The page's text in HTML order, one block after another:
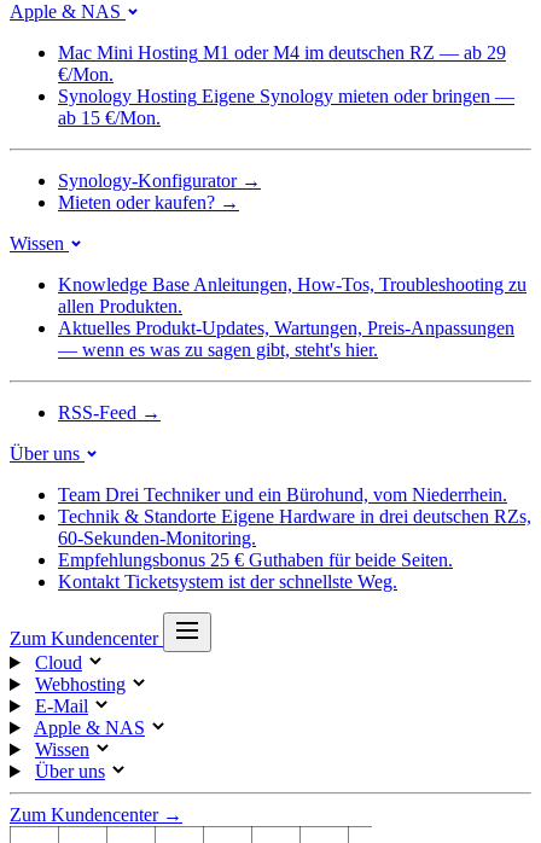
Apple & NAS
Mac Mini Hosting M1 oder M4 im deutschen RZ — ab 29
€/Mon.
Synology Hosting Eigene Synology mieten oder bringen —
ab 15 €/Mon.
Synology-Konfigurator →
Mieten oder kaufen? →
Wissen
Knowledge Base Anleitungen, How-Tos, Troubleshooting zu
allen Produkten.
Aktuelles Produkt-Updates, Wartungen, Preis-Anpassungen
— wenn es was zu sagen gibt, steht's hier.
RSS-Feed →
Über uns
Team Drei Techniker und ein Bürohund, vom Niederrhein.
Technik & Standorte Eigene Hardware in drei deutschen RZs,
60-Sekunden-Monitoring.
Empfehlungsbonus 25 € Guthaben für beide Seiten.
Kontakt Ticketsystem ist der schnellste Weg.
Zum Kundencenter
Cloud
Webhosting
E-Mail
Apple & NAS
Wissen
Über uns
Zum Kundencenter →